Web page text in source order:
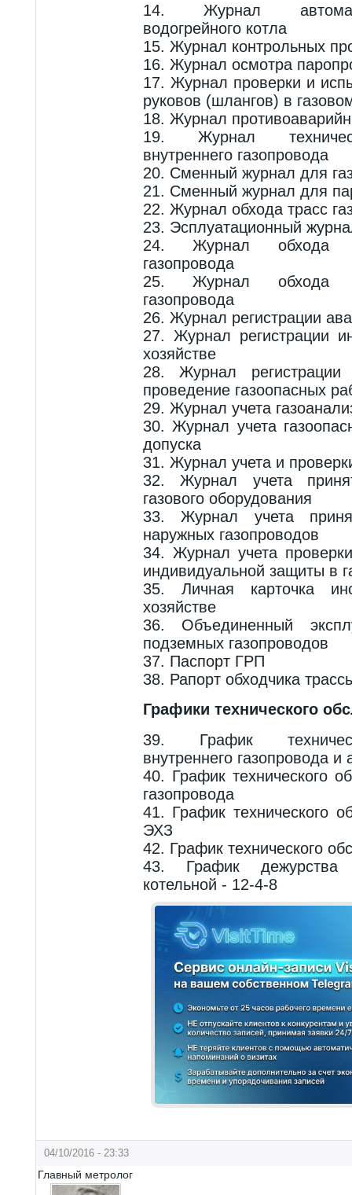
14. Журнал
водогрейного котла
15. Журнал контрольных
16. Журнал осмотра
17. Журнал проверки и
руковов (шлангов) в
18. Журнал
19. Журнал
внутреннего газопровода
20. Сменный журнал для
21. Сменный журнал для
22. Журнал обхода трасс
23. Эсплуатационный
24. Журнал обхода
газопровода
25. Журнал обхода
газопровода
26. Журнал регистрации
27. Журнал регистрации
хозяйстве
28. Журнал регистрации
проведение газоопасных
29. Журнал учета
30. Журнал учета
допуска
31. Журнал учета и
32. Журнал учета
газового оборудования
33. Журнал учета
наружных газопроводов
34. Журнал учета
индивидуальной защиты в
35. Личная карточка
хозяйстве
36. Объединенный
подземных газопроводов
37. Паспорт ГРП
38. Рапорт обходчика
Графики технического
39. График
внутреннего газопровода и
40. График технического
газопровода
41. График технического
ЭХЗ
42. График технического
43. График дежурства
котельной - 12-4-8
04/10/2016 - 23:33
Главный метролог